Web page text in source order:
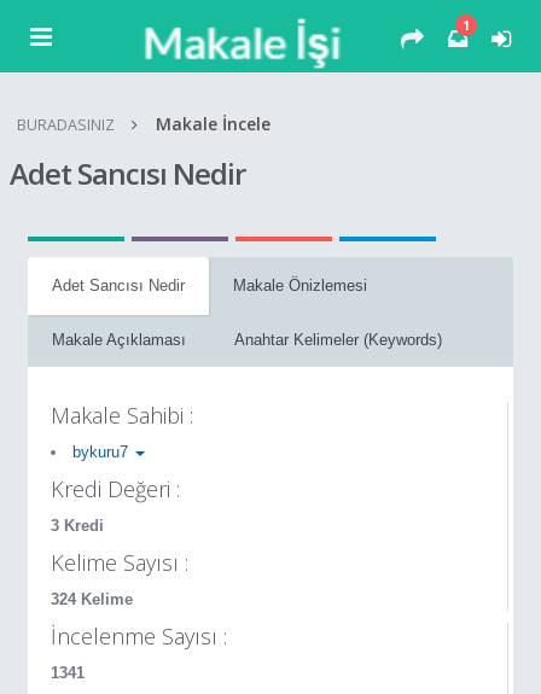
1
BURADASINIZ Makale İncele
Adet Sancısı Nedir
Adet Sancısı Nedir Makale Önizlemesi
Makale Açıklaması Anahtar Kelimeler (Keywords)
Makale Sahibi :
bykuru7
Kredi Değeri :
3 Kredi
Kelime Sayısı :
324 Kelime
İncelenme Sayısı :
1341